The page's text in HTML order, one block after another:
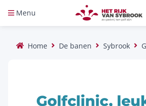
Menu
Home De banen Sybrook
Golfclinic,